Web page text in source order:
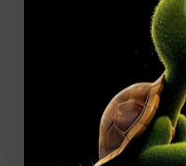
Что бывает,
нельзя
книга,
чтобы
миру
и научиться
боль…